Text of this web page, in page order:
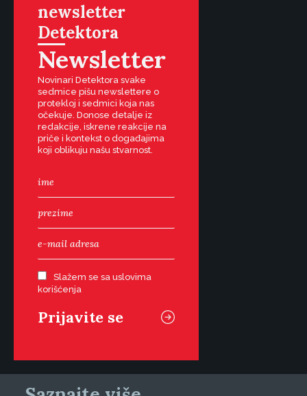
newsletter
Detektora
Newsletter
Novinari Detektora svake
sedmice pišu newslettere o
protekloj i sedmici koja nas
očekuje. Donose detalje iz
redakcije, iskrene reakcije na
priče i kontekst o događajima
koji oblikuju našu stvarnost.
Slažem se sa uslovima
korišćenja